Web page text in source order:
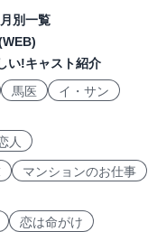
別一覧
い!キャスト紹介
馬医
イ・サン
人
マンションのお仕事
恋は命がけ